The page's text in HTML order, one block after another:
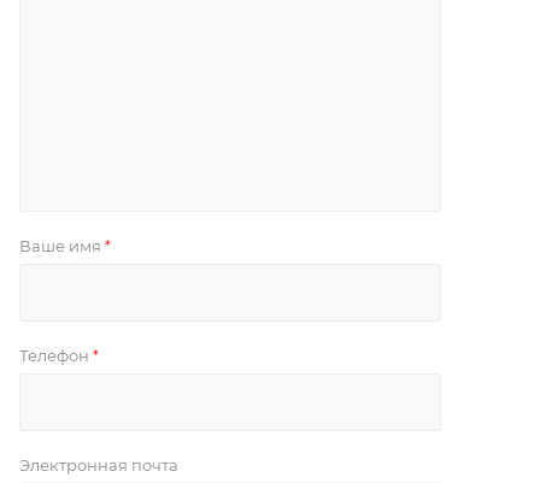
Ваше имя *
Телефон *
Электронная почта